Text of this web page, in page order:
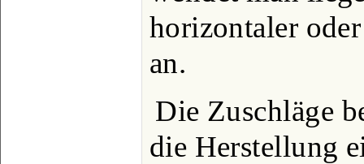
horizontaler
an.
Die Zuschläge
die Herstellung